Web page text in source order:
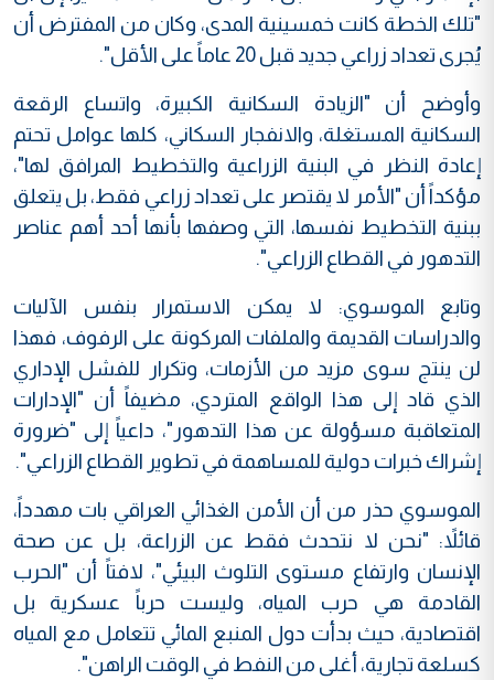
"تلك الخطة كانت خمسينية المدى، وكان من المفترض أن
يُجرى تعداد زراعي جديد قبل 20 عاماً على الأقل".
وأوضح أن "الزيادة السكانية الكبيرة، واتساع الرقعة
السكانية المستغلة، والانفجار السكاني، كلها عوامل تحتم
إعادة النظر في البنية الزراعية والتخطيط المرافق لها"،
مؤكداً أن "الأمر لا يقتصر على تعداد زراعي فقط، بل يتعلق
ببنية التخطيط نفسها، التي وصفها بأنها أحد أهم عناصر
التدهور في القطاع الزراعي".
وتابع الموسوي: لا يمكن الاستمرار بنفس الآليات
والدراسات القديمة والملفات المركونة على الرفوف، فهذا
لن ينتج سوى مزيد من الأزمات، وتكرار للفشل الإداري
الذي قاد إلى هذا الواقع المتردي، مضيفاً أن "الإدارات
المتعاقبة مسؤولة عن هذا التدهور"، داعياً إلى "ضرورة
إشراك خبرات دولية للمساهمة في تطوير القطاع الزراعي".
الموسوي حذر من أن الأمن الغذائي العراقي بات مهدداً،
قائلاً: "نحن لا نتحدث فقط عن الزراعة، بل عن صحة
الإنسان وارتفاع مستوى التلوث البيئي"، لافتاً أن "الحرب
القادمة هي حرب المياه، وليست حرباً عسكرية بل
اقتصادية، حيث بدأت دول المنبع المائي تتعامل مع المياه
كسلعة تجارية، أغلى من النفط في الوقت الراهن".